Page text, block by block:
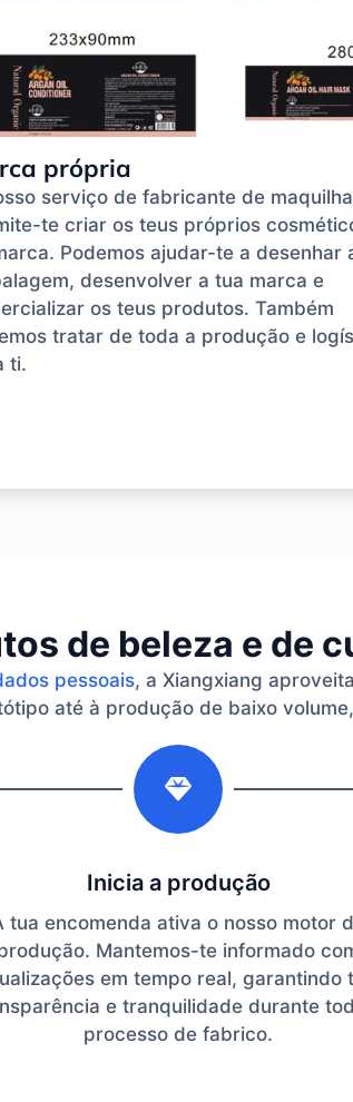
própria
serviço de fabricante de
te criar os teus próprios
Podemos ajudar-te a desenhar
desenvolver a tua marca e
os teus produtos. Também
tratar de toda a produção e
ti.
de beleza e de
pessoais, a Xiangxiang
até à produção de baixo
Inicia a produção
tua encomenda ativa o nosso motor
Mantemos-te informado
em tempo real, garantindo
e tranquilidade durante
processo de fabrico.